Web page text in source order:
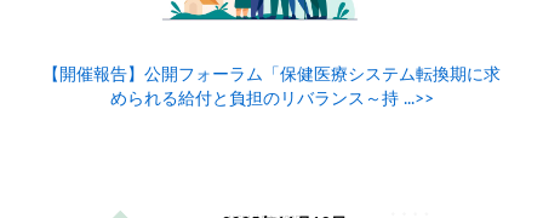
【開催報告】公開フォーラム「保健医療システム転換期に求
められる給付と負担のリバランス～持 ...>>